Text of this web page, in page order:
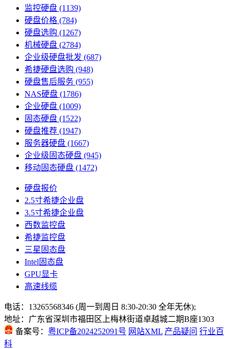
监控硬盘 (1139)
硬盘价格 (784)
硬盘选购 (1267)
机械硬盘 (2784)
企业级硬盘批发 (687)
希捷硬盘选购 (948)
硬盘售后服务 (955)
NAS硬盘 (1786)
企业硬盘 (1009)
固态硬盘 (1522)
硬盘推荐 (1947)
服务器硬盘 (1667)
企业级固态硬盘 (945)
移动固态硬盘 (1472)
硬盘报价
2.5寸希捷企业盘
3.5寸希捷企业盘
西数监控盘
希捷监控盘
三星固态盘
Intel固态盘
GPU显卡
高速线缆
电话：13265568346 (周一到周日 8:30-20:30 全年无休);
地址：广东省深圳市福田区上梅林街道卓越城二期B座1303
备案号： 粤ICP备2024252091号 网站XML 产品疑问 行业百
科